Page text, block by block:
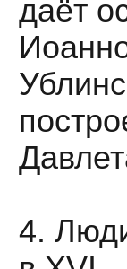
даёт
4.